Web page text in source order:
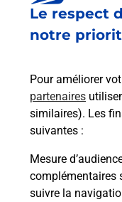
Le respect
notre
Pour améliorer
partenaires
similaires). Les
suivantes :
Mesure
complémentaires
suivre la
posées
La
médaillon
c’est ?
Comment